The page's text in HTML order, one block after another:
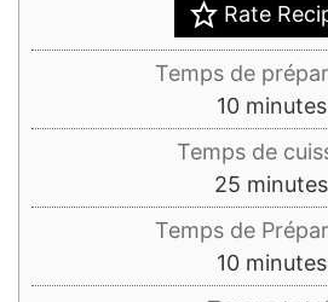
Rate
Temps de
10minutes
minutes
Temps de
25 minutes
minutes
Temps de
10minutes
minutes